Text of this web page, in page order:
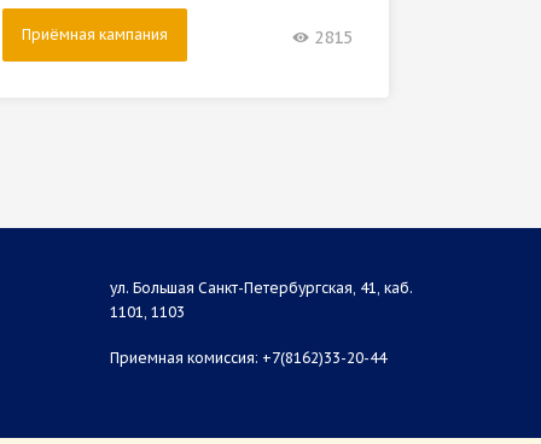
Приёмная кампания 2815
ул. Большая Санкт-Петербургская, 41, каб.
1101, 1103
Приемная комиссия: +7(8162)33-20-44